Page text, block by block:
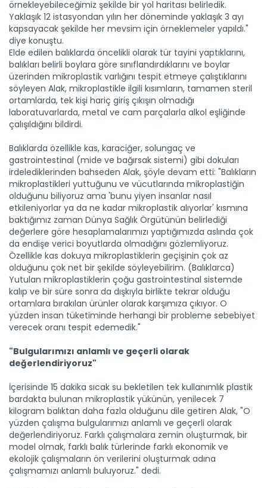
örnekleyebileceğimiz şekilde bir yol haritası belirledik.
Yaklaşık 12 istasyondan yılın her döneminde yaklaşık 3 ayı
kapsayacak şekilde her mevsim için örneklemeler yapıldı."
diye konuştu.
Elde edilen balıklarda öncelikli olarak tür tayini yaptıklarını,
balıkları belirli boylara göre sınıflandırdıklarını ve boylar
üzerinden mikroplastik varlığını tespit etmeye çalıştıklarını
söyleyen Alak, mikroplastikle ilgili kısımların, tamamen steril
ortamlarda, tek kişi hariç giriş çıkışın olmadığı
laboratuvarlarda, metal ve cam parçalarla alkol eşliğinde
çalışıldığını bildirdi.
Balıklarda özellikle kas, karaciğer, solungaç ve
gastrointestinal (mide ve bağırsak sistemi) gibi dokuları
irdelediklerinden bahseden Alak, şöyle devam etti: "Balıkların
mikroplastikleri yuttuğunu ve vücutlarında mikroplastiğin
olduğunu biliyoruz ama 'bunu yiyen insanlar nasıl
etkileniyorlar ya da ne kadar mikroplastik alıyorlar' kısmına
baktığımız zaman Dünya Sağlık Örgütünün belirlediği
değerlere göre hesaplamalarımızı yaptığımızda aslında çok
da endişe verici boyutlarda olmadığını gözlemliyoruz.
Özellikle kas dokuya mikroplastiklerin geçişinin çok az
olduğunu çok net bir şekilde söyleyebilirim. (Balıklarca)
Yutulan mikroplastiklerin çoğu gastrointestinal sistemde
kalıp ve bir süre sonra da dışkıyla birlikte tekrar olduğu
ortamlara bırakılan ürünler olarak karşımıza çıkıyor. O
yüzden insan tüketiminde herhangi bir probleme sebebiyet
verecek oranı tespit edemedik."
"Bulgularımızı anlamlı ve geçerli olarak
değerlendiriyoruz"
İçerisinde 15 dakika sıcak su bekletilen tek kullanımlık plastik
bardakta bulunan mikroplastik yükünün, yenilecek 7
kilogram balıktan daha fazla olduğunu dile getiren Alak, "O
yüzden çalışma bulgularımızı anlamlı ve geçerli olarak
değerlendiriyoruz. Farklı çalışmalara zemin oluşturmak, bir
model olmak, farklı balık türlerinde farklı ekonomik ve
ekolojik çalışmaların ön verilerini oluşturmak adına
çalışmamızı anlamlı buluyoruz." dedi.
31 yılda 25 bin ağaç dikti
Mardin'de 78 yaşındaki Şeyhmus Erginoğlu, 31 yıl önce çöp...
Devamını Oku ->
Turunçgilde 6 aylık ihracat...
Türkiye'den bu yılın ilk 6 ayında 911 milyon 35 bin dolarlık...
Devamını Oku ->